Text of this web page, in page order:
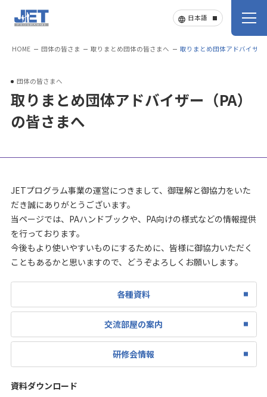
HOME 団体の皆さま 取りまとめ団体の皆さまへ 取りまとめ団体アドバイザー
団体の皆さまへ
取りまとめ団体アドバイザー（PA）
の皆さまへ
JETプログラム事業の運営につきまして、御理解と御協力をいた
だき誠にありがとうございます。
当ページでは、PAハンドブックや、PA向けの様式などの情報提供
を行っております。
今後もより使いやすいものにするために、皆様に御協力いただく
こともあるかと思いますので、どうぞよろしくお願いします。
各種資料
交流部屋の案内
研修会情報
資料ダウンロード